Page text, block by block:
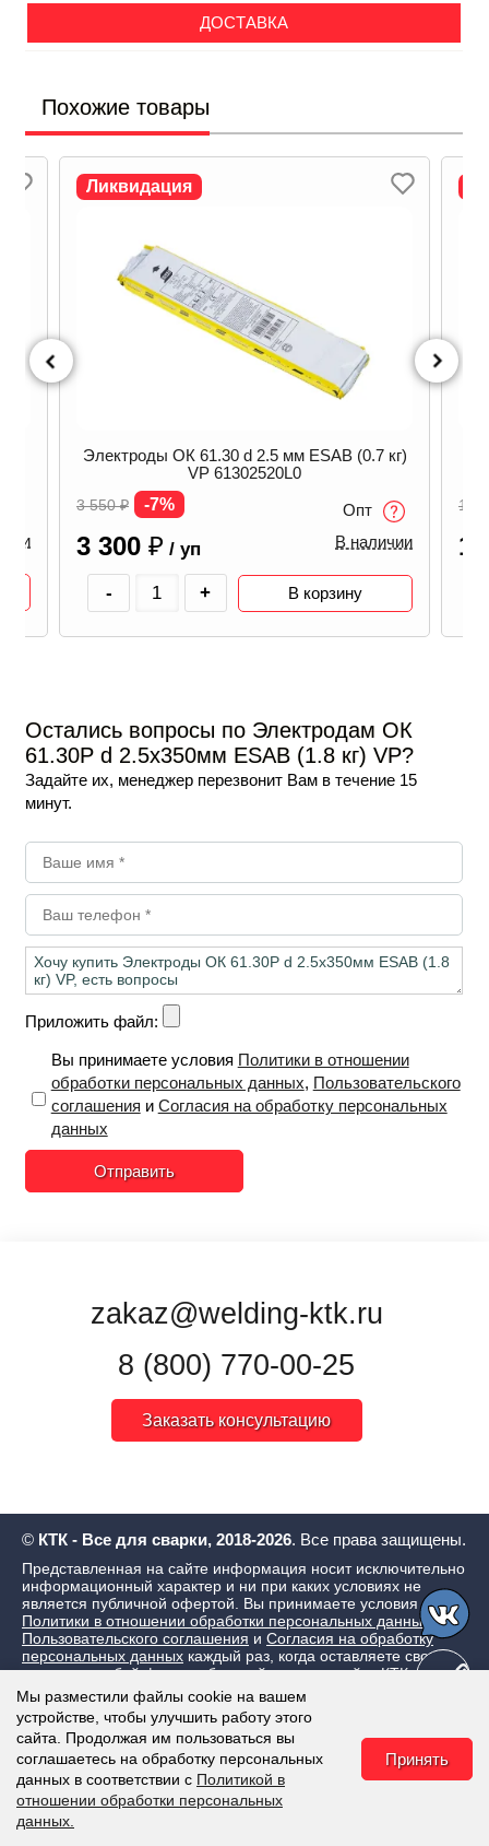
ДОСТАВКА
Похожие товары
Ликвидация
Электроды ОК 61.30 d 4.0 мм ESAB (4.1 кг)
6130403020
13 250 -7%
12 300 ₽ / уп
Опт
В наличии
- + В корзину
Остались вопросы по Электродам ОК
61.30Р d 2.5х350мм ESAB (1.8 кг) VP?
Задайте их, менеджер перезвонит Вам в течение 15
минут.
Приложить файл:
Вы принимаете условия Политики в отношении
обработки персональных данных, Пользовательского
соглашения и Согласия на обработку персональных
данных
Отправить
zakaz@welding-ktk.ru
8 (800) 770-00-25
Заказать консультацию
Мы разместили файлы cookie на вашем
устройстве, чтобы улучшить работу этого
сайта. Продолжая им пользоваться вы
соглашаетесь на обработку персональных
данных в соответствии с Политикой в
отношении обработки персональных
данных.
Принять
© КТК - Все для сварки, 2018-2026. Все права защищены.
Представленная на сайте информация носит исключительно
информационный характер и ни при каких условиях не
является публичной офертой. Вы принимаете условия
Политики в отношении обработки персональных данных,
Пользовательского соглашения и Согласия на обработку
персональных данных каждый раз, когда оставляете свои
данные в любой форме обратной связи на сайте КТК - Все
для сварки
Каталог